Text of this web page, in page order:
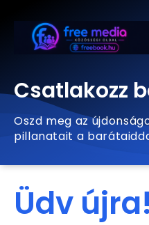
Csatlakozz
Oszd meg az
pillanatait a
Üdv újra!